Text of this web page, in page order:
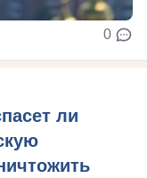
0
ли